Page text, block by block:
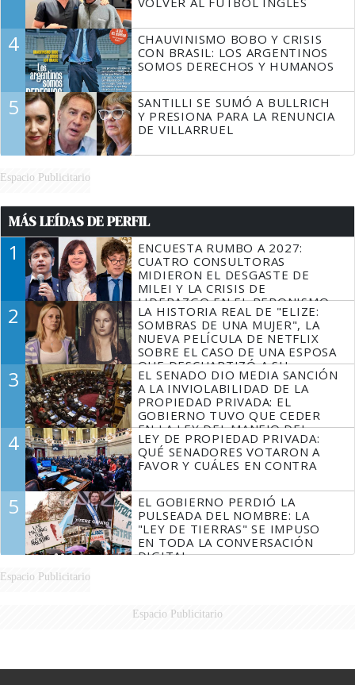
4
CHAUVINISMO BOBO Y CRISIS
CON BRASIL: LOS ARGENTINOS
SOMOS DERECHOS Y HUMANOS
5
SANTILLI SE SUMÓ A BULLRICH
Y PRESIONA PARA LA RENUNCIA
DE VILLARRUEL
Espacio Publicitario
MÁS LEÍDAS DE PERFIL
1
ENCUESTA RUMBO A 2027:
CUATRO CONSULTORAS
MIDIERON EL DESGASTE DE
MILEI Y LA CRISIS DE
LIDERAZGO EN EL PERONISMO
2
LA HISTORIA REAL DE "ELIZE:
SOMBRAS DE UNA MUJER", LA
NUEVA PELÍCULA DE NETFLIX
SOBRE EL CASO DE UNA ESPOSA
QUE DESCUARTIZÓ A SU
MARIDO
3
EL SENADO DIO MEDIA SANCIÓN
A LA INVIOLABILIDAD DE LA
PROPIEDAD PRIVADA: EL
GOBIERNO TUVO QUE CEDER
EN LA LEY DEL MANEJO DEL
FUEGO
4
LEY DE PROPIEDAD PRIVADA:
QUÉ SENADORES VOTARON A
FAVOR Y CUÁLES EN CONTRA
5
EL GOBIERNO PERDIÓ LA
PULSEADA DEL NOMBRE: LA
"LEY DE TIERRAS" SE IMPUSO
EN TODA LA CONVERSACIÓN
DIGITAL
Espacio Publicitario
Espacio Publicitario